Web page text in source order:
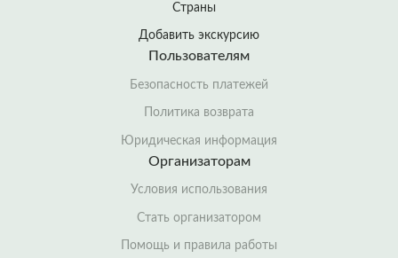
Страны
Добавить экскурсию
Пользователям
Безопасность платежей
Политика возврата
Юридическая информация
Организаторам
Условия использования
Стать организатором
Помощь и правила работы